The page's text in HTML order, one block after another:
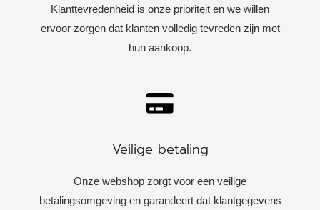
Klanttevredenheid is onze prioriteit en we willen
ervoor zorgen dat klanten volledig tevreden zijn met
hun aankoop.
Veilige betaling
Onze webshop zorgt voor een veilige
betalingsomgeving en garandeert dat klantgegevens